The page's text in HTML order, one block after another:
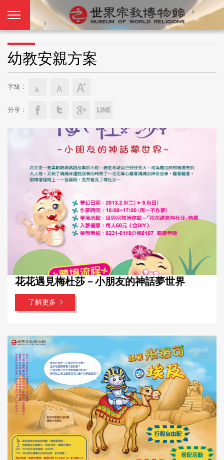
幼教安親方案
字級：
分享：
花花遇見梅杜莎－小朋友的神話夢世界
了解更多